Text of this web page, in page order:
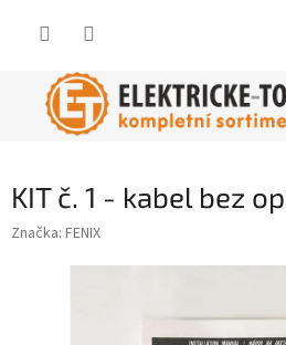
KIT č. 1 - kabel bez
Značka: FENIX